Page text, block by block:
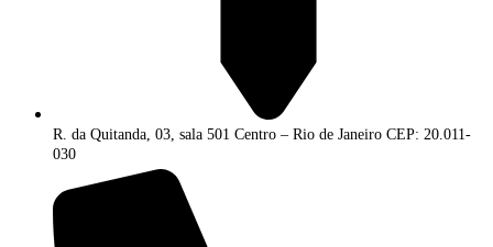
R. da Quitanda, 03, sala 501 Centro – Rio de Janeiro CEP: 20.011-
030